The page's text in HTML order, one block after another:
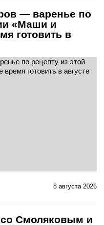
— варенье по
«Маши и
готовить в
8 августа 2026
со Смоляковым и